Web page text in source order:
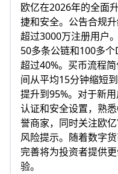
欧亿在2026年的全面
捷和安全。公告合规
超过3000万注册用户
50多条公链和100多
超过40%。买币流程
间从平均15分钟缩短
提升到95%。对于新
认证和安全设置，熟
誉商家，同时关注欧
风险提示。随着数字
完善将为投资者提供
验。